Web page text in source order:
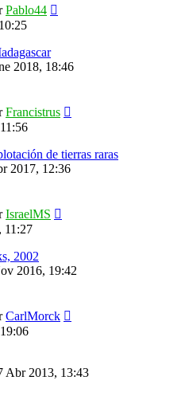
Pablo44
2018, 18:46
Francistrus
de tierras raras
2017, 12:36
IsraelMS
11:27
2002
2016, 19:42
CarlMorck
Abr 2013, 13:43